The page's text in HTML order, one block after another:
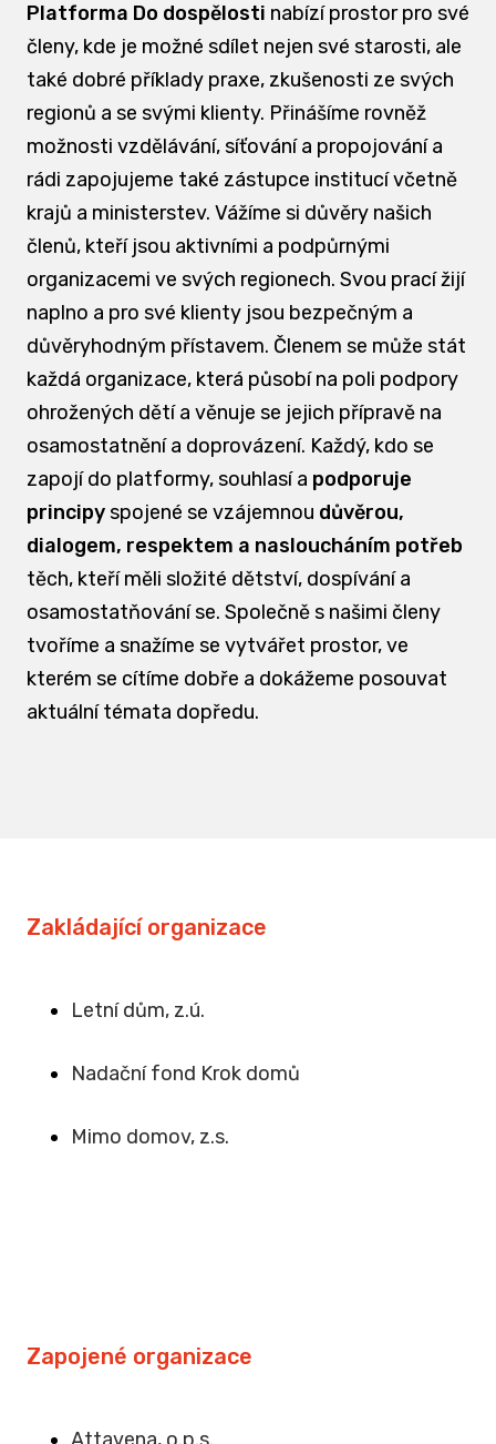
Platforma Do dospělosti nabízí prostor pro své
členy, kde je možné sdílet nejen své starosti, ale
také dobré příklady praxe, zkušenosti ze svých
regionů a se svými klienty. Přinášíme rovněž
možnosti vzdělávání, síťování a propojování a
rádi zapojujeme také zástupce institucí včetně
krajů a ministerstev. Vážíme si důvěry našich
členů, kteří jsou aktivními a podpůrnými
organizacemi ve svých regionech. Svou prací žijí
naplno a pro své klienty jsou bezpečným a
důvěryhodným přístavem. Členem se může stát
každá organizace, která působí na poli podpory
ohrožených dětí a věnuje se jejich přípravě na
osamostatnění a doprovázení. Každý, kdo se
zapojí do platformy, souhlasí a podporuje
principyspojené se vzájemnou důvěrou,
dialogem, respektem a nasloucháním potřeb
těch, kteří měli složité dětství, dospívání a
osamostatňování se. Společně s našimi členy
tvoříme a snažíme se vytvářet prostor, ve
kterém se cítíme dobře a dokážeme posouvat
aktuální témata dopředu.
Zakládající organizace
Letní dům, z.ú.
Nadační fond Krok domů
Mimo domov, z.s.
Zapojené organizace